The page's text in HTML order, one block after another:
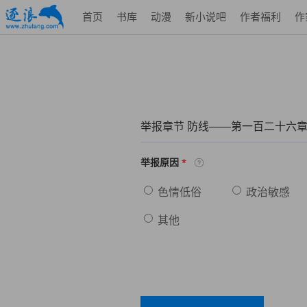
首页 书库 动漫 新小说吧 作者福利 作
举报章节 防线——第一百二十六
举报原因 *
色情低俗 政治敏感
其他